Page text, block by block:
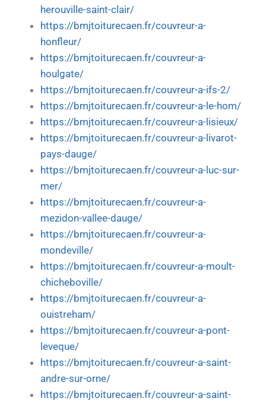
herouville-saint-clair/
https://bmjtoiturecaen.fr/couvreur-a-
honfleur/
https://bmjtoiturecaen.fr/couvreur-a-
houlgate/
https://bmjtoiturecaen.fr/couvreur-a-ifs-2/
https://bmjtoiturecaen.fr/couvreur-a-le-hom/
https://bmjtoiturecaen.fr/couvreur-a-lisieux/
https://bmjtoiturecaen.fr/couvreur-a-livarot-
pays-dauge/
https://bmjtoiturecaen.fr/couvreur-a-luc-sur-
mer/
https://bmjtoiturecaen.fr/couvreur-a-
mezidon-vallee-dauge/
https://bmjtoiturecaen.fr/couvreur-a-
mondeville/
https://bmjtoiturecaen.fr/couvreur-a-moult-
chicheboville/
https://bmjtoiturecaen.fr/couvreur-a-
ouistreham/
https://bmjtoiturecaen.fr/couvreur-a-pont-
leveque/
https://bmjtoiturecaen.fr/couvreur-a-saint-
andre-sur-orne/
https://bmjtoiturecaen.fr/couvreur-a-saint-